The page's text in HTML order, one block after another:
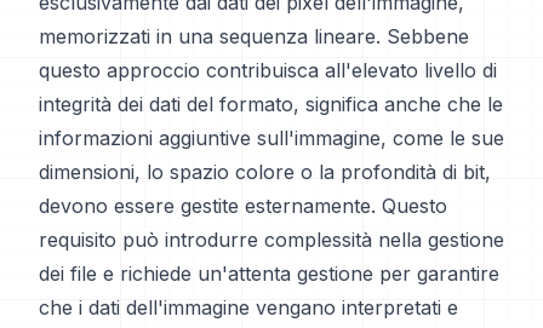
memorizzati in una sequenza lineare. Sebbene
questo approccio contribuisca all'elevato livello di
integrità dei dati del formato, significa anche che le
informazioni aggiuntive sull'immagine, come le sue
dimensioni, lo spazio colore o la profondità di bit,
devono essere gestite esternamente. Questo
requisito può introdurre complessità nella gestione
dei file e richiede un'attenta gestione per garantire
che i dati dell'immagine vengano interpretati e